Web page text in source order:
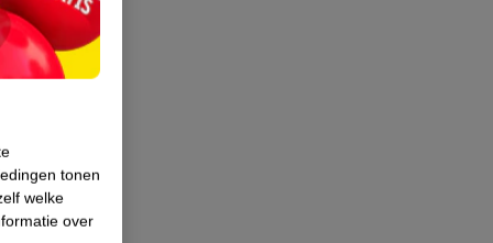
tonen
welke
over